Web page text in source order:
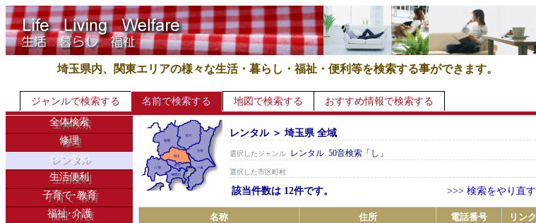
埼玉県内、関東エリアの様々な生活・暮らし・福祉・便利等を検索する事ができます。
ジャンルで検索する 名前で検索する 地図で検索する
おすすめ情報で検索する
全体検索
修理
レンタル
生活便利
子育て･教育
福祉･介護
レンタル ＞ 埼玉県 全域
選択したジャンル レンタル 50音検索「し」
選択した市区町村
該当件数は 12件です。 >>> 検索をやり直す
名称 住所 電話番号 リンク